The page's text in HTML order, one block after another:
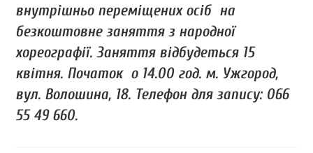
внутрішньо переміщених осіб на
безкоштовне заняття з народної
хореографії. Заняття відбудеться 15
квітня. Початок о 14.00 год. м. Ужгород,
вул. Волошина, 18. Телефон для запису: 066
55 49 660.